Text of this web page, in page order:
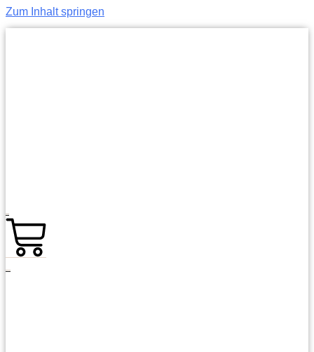
Zum Inhalt springen